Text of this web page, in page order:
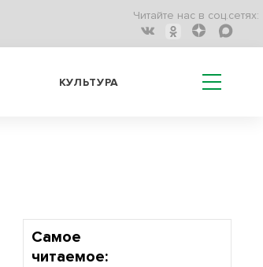
Читайте нас в соц.сетях:
КУЛЬТУРА
Самое
читаемое: